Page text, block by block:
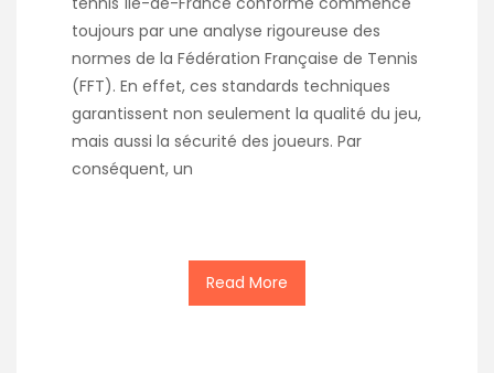
toujours par une analyse rigoureuse des
normes de la Fédération Française de Tennis
(FFT). En effet, ces standards techniques
garantissent non seulement la qualité du jeu,
mais aussi la sécurité des joueurs. Par
conséquent, un
Read More